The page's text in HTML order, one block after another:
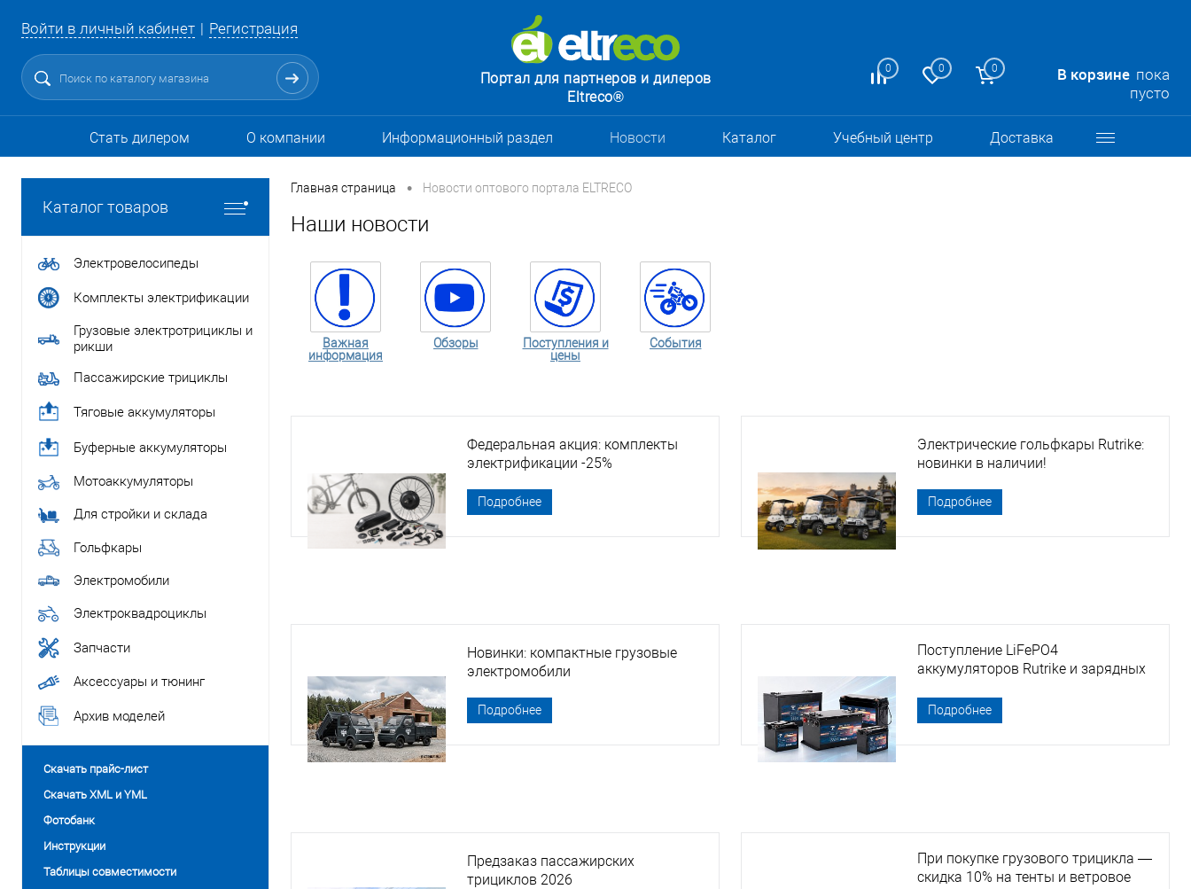
Войти в личный кабинет Регистрация
0 0 0 В корзине пока
пусто
Портал для партнеров и дилеров
Eltreco®
Стать дилером О компании Информационный раздел Новости Каталог Учебный центр Доставка
Каталог товаров
Электровелосипеды
Комплекты электрификации
Грузовые электротрициклы и
рикши
Пассажирские трициклы
Тяговые аккумуляторы
Буферные аккумуляторы
Мотоаккумуляторы
Для стройки и склада
Гольфкары
Электромобили
Электроквадроциклы
Запчасти
Аксессуары и тюнинг
Архив моделей
Скачать прайс-лист
Скачать XML и YML
Фотобанк
Инструкции
Таблицы совместимости
Главная страница • Новости оптового портала ELTRECO
Наши новости
Важная
информация
Обзоры
Поступления и
цены
События
Федеральная акция: комплекты
электрификации -25%
Подробнее
Электрические гольфкары Rutrike:
новинки в наличии!
Подробнее
Новинки: компактные грузовые
электромобили
Подробнее
Поступление LiFePO4
аккумуляторов Rutrike и зарядных
Подробнее
Предзаказ пассажирских
трициклов 2026
При покупке грузового трицикла —
скидка 10% на тенты и ветровое